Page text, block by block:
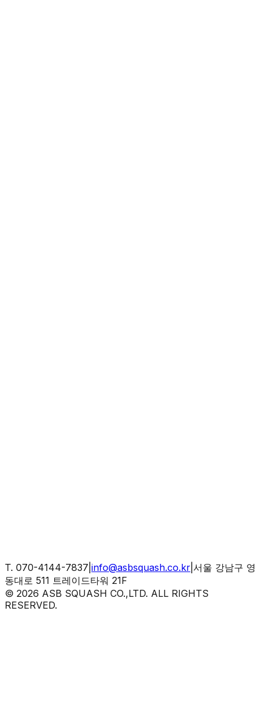
T. 070-4144-7837 info@asbsquash.co.kr 서울 강남구 영
동대로 511 트레이드타워 21F
© 2026 ASB SQUASH CO.,LTD. ALL RIGHTS
RESERVED.